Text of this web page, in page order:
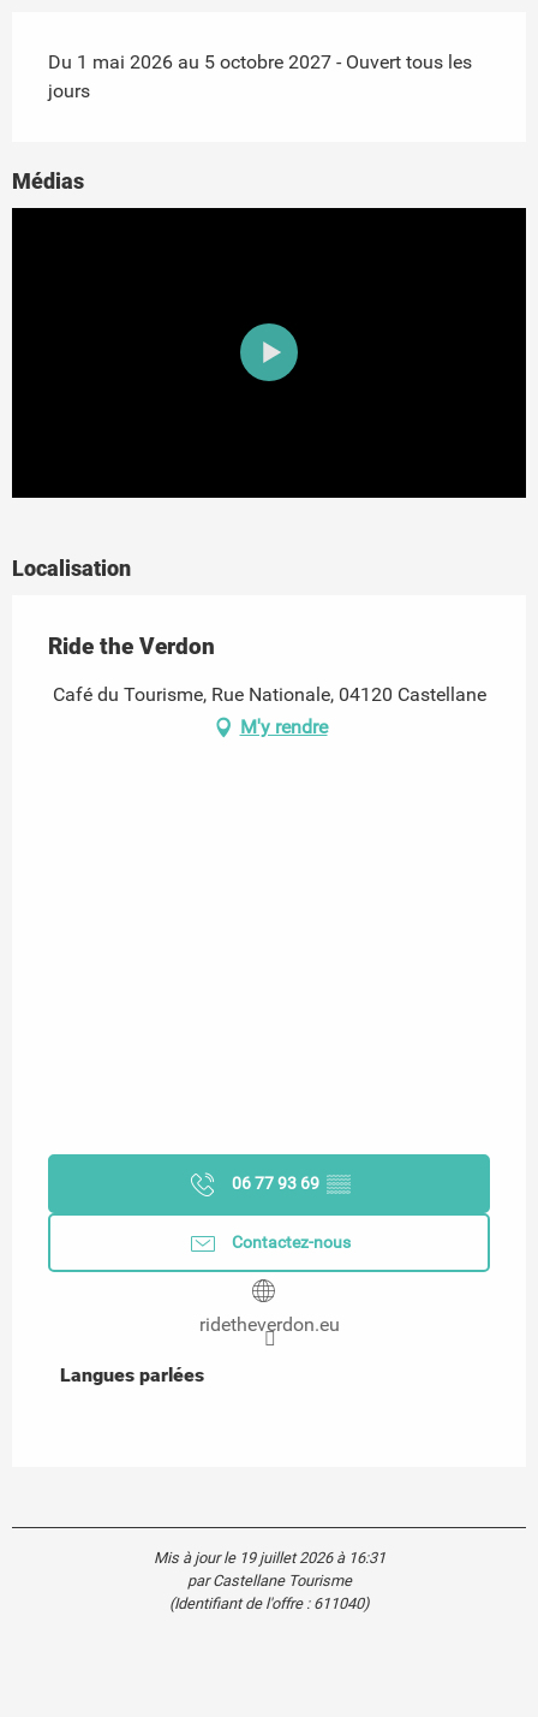
Du 1 mai 2026 au 5 octobre 2027 - Ouvert tous les
jours
Médias
Localisation
Ride the Verdon
Café du Tourisme, Rue Nationale, 04120 Castellane
M'y rendre
06 77 93 69 ▒▒
Contactez-nous
ridetheverdon.eu
Langues parlées
Langues parlées
Mis à jour le 19 juillet 2026 à 16:31
par Castellane Tourisme
(Identifiant de l'offre : 611040)